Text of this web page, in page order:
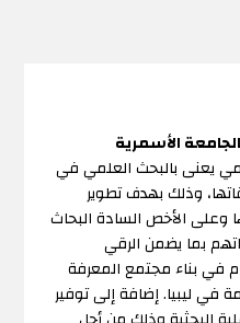
الأسمرية
يعنى بالبحث العلمي في
وذلك بهدف تطوير
وعلى الأخص السادة البحاث
بما يضمن الرقي
في بناء مجتمع المعرفة
في ليبيا. إضافة إلى توفير